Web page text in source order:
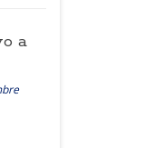
a